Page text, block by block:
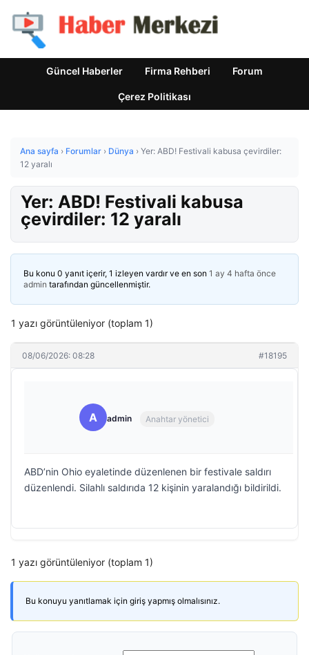
Güncel Haberler Firma Rehberi Forum
Çerez Politikası
Ana sayfa › Forumlar › Dünya › Yer: ABD! Festivali kabusa çevirdiler:
12 yaralı
Yer: ABD! Festivali kabusa
çevirdiler: 12 yaralı
Bu konu 0 yanıt içerir, 1 izleyen vardır ve en son 1 ay 4 hafta önce
admin tarafından güncellenmiştir.
1 yazı görüntüleniyor (toplam 1)
08/06/2026: 08:28 #18195
A admin Anahtar yönetici
ABD’nin Ohio eyaletinde düzenlenen bir festivale saldırı
düzenlendi. Silahlı saldırıda 12 kişinin yaralandığı bildirildi.
1 yazı görüntüleniyor (toplam 1)
Bu konuyu yanıtlamak için giriş yapmış olmalısınız.